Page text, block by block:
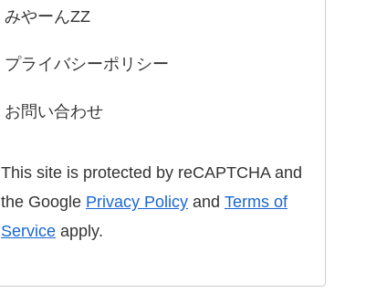
みやーんZZ
プライバシーポリシー
お問い合わせ
This site is protected by reCAPTCHA and
the Google Privacy Policy and Terms of
Service apply.